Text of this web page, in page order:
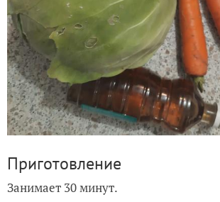
Приготовление
Занимает 30 минут.